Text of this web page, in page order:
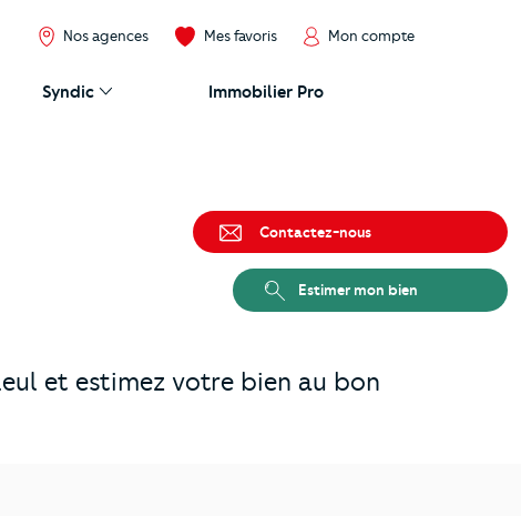
Nos agences Mes favoris Mon compte
Syndic Immobilier Pro
et estimez votre bien au bon
Contactez-nous
Estimer mon bien